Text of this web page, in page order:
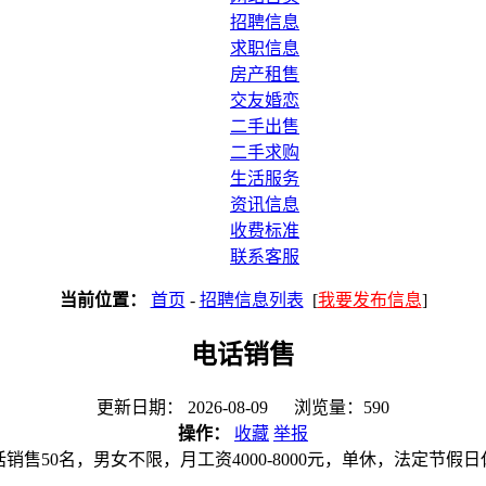
招聘信息
求职信息
房产租售
交友婚恋
二手出售
二手求购
生活服务
资讯信息
收费标准
联系客服
当前位置： 首页 - 招聘信息列表 [我要发布信息]
电话销售
更新日期： 2026-08-09 浏览量：590
操作：
收藏 举报
销售50名，男女不限，月工资4000-8000元，单休，法定节假日